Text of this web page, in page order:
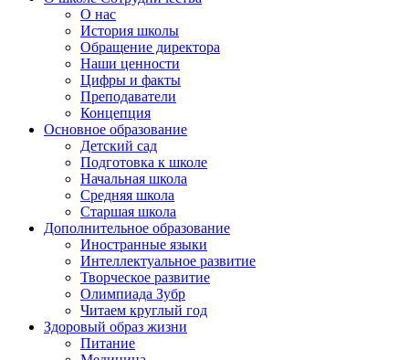
О нас
История школы
Обращение директора
Наши ценности
Цифры и факты
Преподаватели
Концепция
Основное образование
Детский сад
Подготовка к школе
Начальная школа
Средняя школа
Старшая школа
Дополнительное образование
Иностранные языки
Интеллектуальное развитие
Творческое развитие
Олимпиада Зубр
Читаем круглый год
Здоровый образ жизни
Питание